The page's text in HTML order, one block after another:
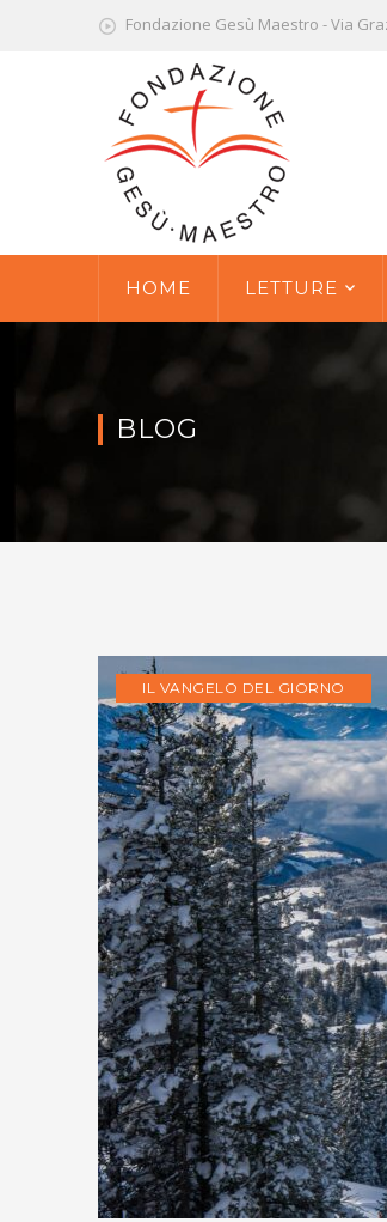
Fondazione Gesù Maestro - Via
HOME LETTURE
BLOG
IL VANGELO DEL GIORNO